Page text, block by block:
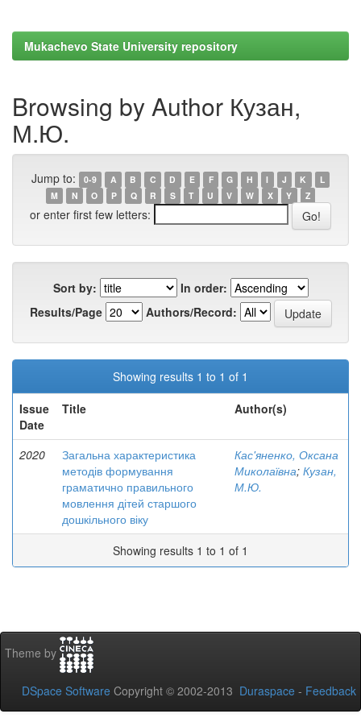
Mukachevo State University repository
Browsing by Author Кузан,
М.Ю.
Jump to: 0-9 A B C D E F G H I J K
L
M
N O P Q R S T U V W X Y Z
or enter first few letters:
Sort by:
In order:
Results/Page
Authors/Record:
Showing results 1 to 1 of 1
Issue
Date
Title Author(s)
2020
Загальна характеристика
методів формування
граматично правильного
мовлення дітей старшого
дошкільного віку
Кас'яненко, Оксана
Миколаївна; Кузан,
М.Ю.
Showing results 1 to 1 of 1
Theme by
DSpace Software Copyright © 2002-2013 Duraspace - Feedback